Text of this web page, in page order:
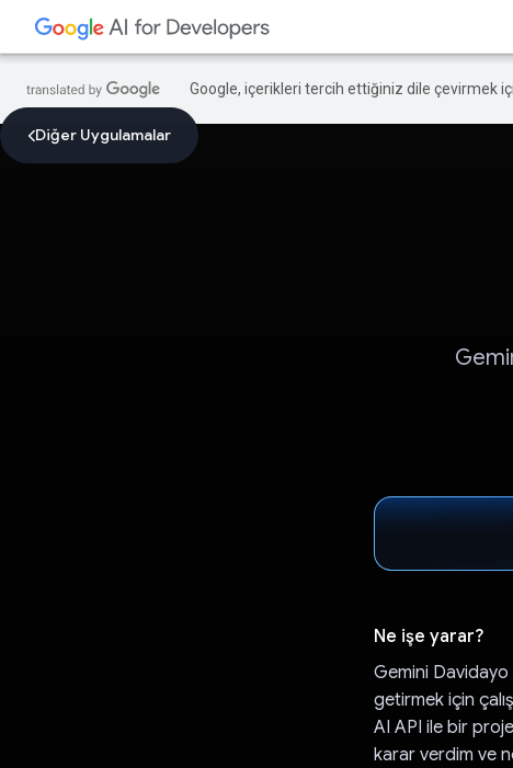
Google, içerikleri tercih ettiğiniz dile çevirmek
Diğer Uygulamalar
Ne işe yarar?
Gemini Davidayo
getirmek için
AI API ile bir
karar verdim ve